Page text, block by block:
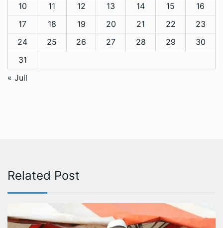
10
11 12 13 14 15
16
17
18 19 20 21 22
23
24
25 26 27 28 29
30
31
« Juil
Related Post